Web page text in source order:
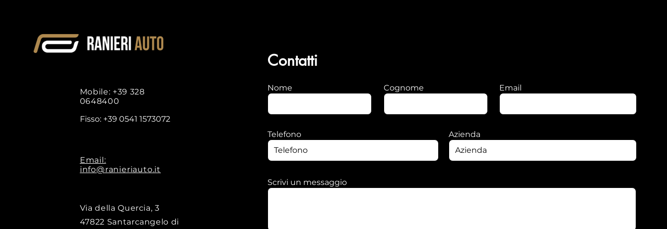
Mobile: +39 328
0648400
Fisso: +39 0541 1573072
Email:
info@ranieriauto.it
Via della Quercia, 3
47822 Santarcangelo di
Contatti
Nome Cognome Email
Telefono Azienda
Scrivi un messaggio